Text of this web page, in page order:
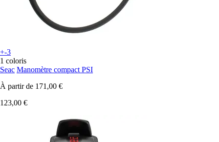
+-3
1 coloris
Seac Manomètre compact PSI
À partir de 171,00 €
123,00 €